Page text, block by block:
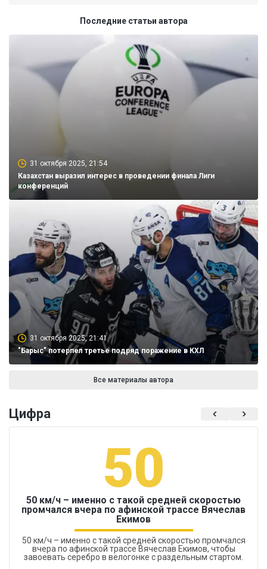
Последние статьи автора
31 октября 2025, 21:54
Казахстан выразил интерес в проведении финала Лиги
конференций
31 октября 2025, 21:41
"Барыс" потерпел третье подряд поражение в КХЛ
Все материалы автора
Цифра
50
50 км/ч – именно с такой средней скоростью
промчался вчера по афинской трассе Вячеслав
Екимов
50 км/ч – именно с такой средней скоростью промчался
вчера по афинской трассе Вячеслав Екимов, чтобы
завоевать серебро в велогонке с раздельным стартом.